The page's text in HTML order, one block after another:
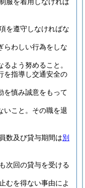
を遵守しなければな
らわしい行為をしな
よう努めること。
を指導し交通安全の
を慎み誠意をもって
こと。 その職を退
数及び貸与期間は別
次回の貸与を受ける
むを得ない事由によ